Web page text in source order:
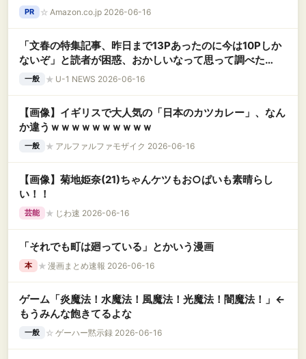
製 食物繊維豊富
PR ☆ Amazon.co.jp 2026-06-16
「文春の特集記事、昨日まで13Pあったのに今は10Pしか
ないぞ」と読者が困惑、おかしいなって思って調べた
ら……
一般 ★ U-1 NEWS 2026-06-16
【画像】イギリスで大人気の「日本のカツカレー」、なん
か違うｗｗｗｗｗｗｗｗｗｗ
一般 ★ アルファルファモザイク 2026-06-16
【画像】菊地姫奈(21)ちゃんケツもお○ぱいも素晴らし
い！！
芸能 ★ じわ速 2026-06-16
「それでも町は廻っている」とかいう漫画
本 ★ 漫画まとめ速報 2026-06-16
ゲーム「炎魔法！水魔法！風魔法！光魔法！闇魔法！」←
もうみんな飽きてるよな
一般 ☆ ゲーハー黙示録 2026-06-16